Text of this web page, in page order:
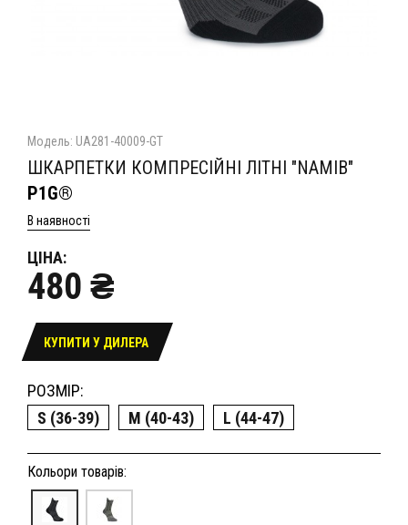
Модель: UA281-40009-GT
ШКАРПЕТКИ КОМПРЕСІЙНІ ЛІТНІ "NAMIB"
P1G®
В наявності
ЦІНА:
480 ₴
КУПИТИ У ДИЛЕРА
РОЗМІР:
S (36-39)
M (40-43) L (44-47)
Кольори товарів: